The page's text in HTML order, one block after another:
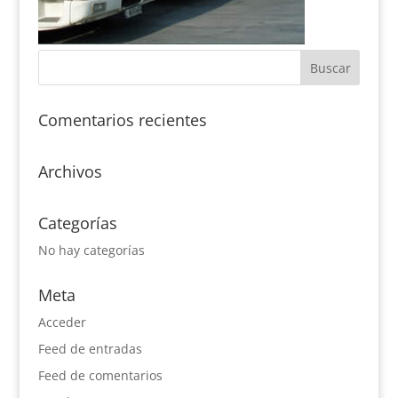
Comentarios recientes
Archivos
Categorías
No hay categorías
Meta
Acceder
Feed de entradas
Feed de comentarios